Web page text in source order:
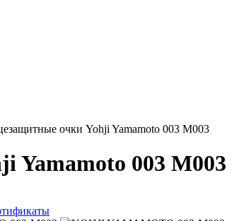
очки Yohji Yamamoto 003 M003
Yamamoto 003 M003